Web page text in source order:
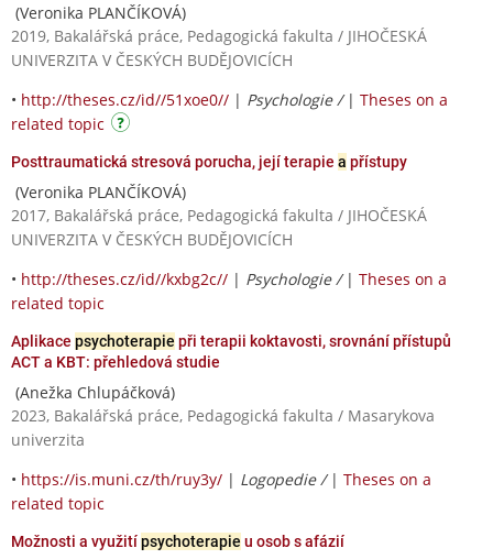
(Veronika PLANČÍKOVÁ)
2019, Bakalářská práce, Pedagogická fakulta / JIHOČESKÁ
UNIVERZITA V ČESKÝCH BUDĚJOVICÍCH
• http://theses.cz/id//51xoe0// | Psychologie / | Theses on a
related topic
Posttraumatická stresová porucha, její terapie a přístupy
(Veronika PLANČÍKOVÁ)
2017, Bakalářská práce, Pedagogická fakulta / JIHOČESKÁ
UNIVERZITA V ČESKÝCH BUDĚJOVICÍCH
• http://theses.cz/id//kxbg2c// | Psychologie / | Theses on a
related topic
Aplikace psychoterapie při terapii koktavosti, srovnání přístupů
ACT a KBT: přehledová studie
(Anežka Chlupáčková)
2023, Bakalářská práce, Pedagogická fakulta / Masarykova
univerzita
• https://is.muni.cz/th/ruy3y/ | Logopedie / | Theses on a
related topic
Možnosti a využitípsychoterapie u osob s afázií